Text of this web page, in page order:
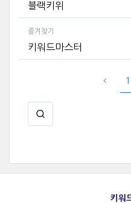
블랙키위
즐겨찾기
키워드마스터
1
키워